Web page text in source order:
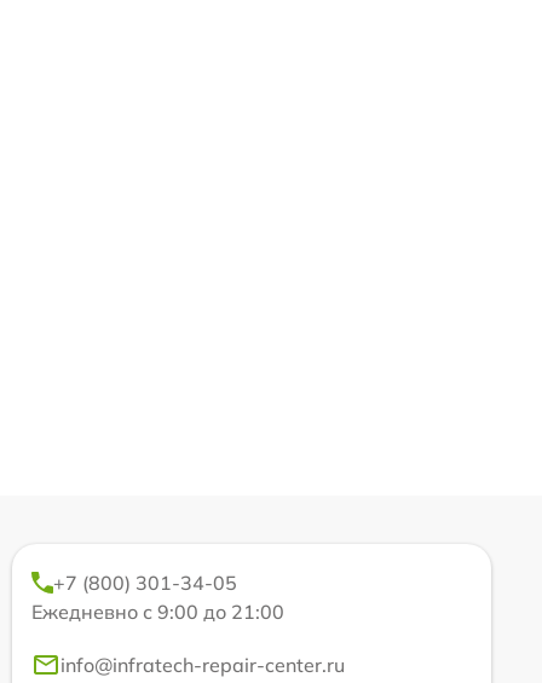
+7 (800) 301-34-05
Ежедневно с 9:00 до 21:00
info@infratech-repair-center.ru